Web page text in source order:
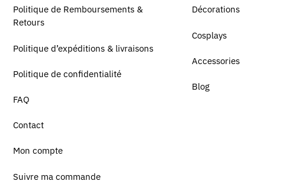
Politique de Remboursements &
Retours
Politique d’expéditions & livraisons
Politique de confidentialité
FAQ
Contact
Mon compte
Suivre ma commande
Décorations
Cosplays
Accessories
Blog